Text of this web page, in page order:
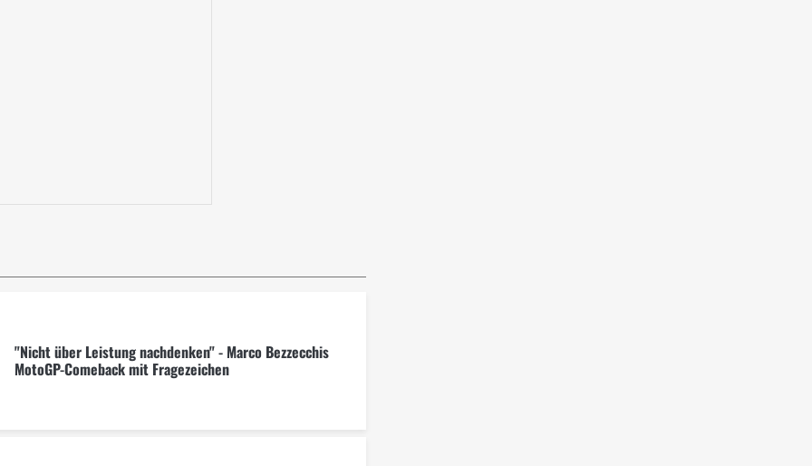
"Nicht über Leistung nachdenken" - Marco Bezzecchis
MotoGP-Comeback mit Fragezeichen